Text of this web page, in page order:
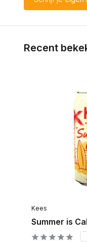
Recent
Kees
Summer is